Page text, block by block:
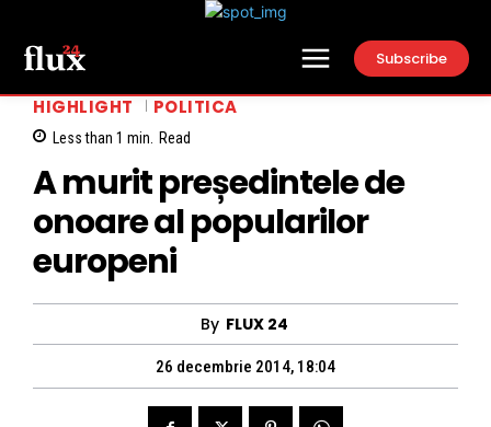
Subscribe
HIGHLIGHT POLITICA
Less than 1 min. Read
A murit președintele de
onoare al popularilor
europeni
By FLUX 24
26 decembrie 2014, 18:04